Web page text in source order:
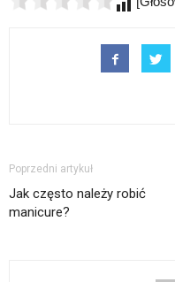
Poprzedni artykuł
Jak często należy robić
manicure?